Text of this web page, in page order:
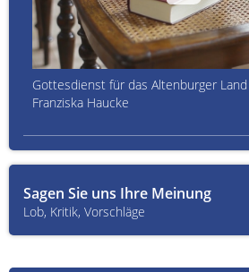
Gottesdienst für das Altenburger
Franziska Haucke
Sagen Sie uns Ihre Meinung
Lob, Kritik, Vorschläge